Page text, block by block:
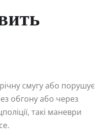
смугу або порушує
обгону або через
такі маневри